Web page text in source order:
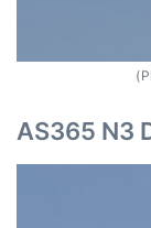
AS365 N3